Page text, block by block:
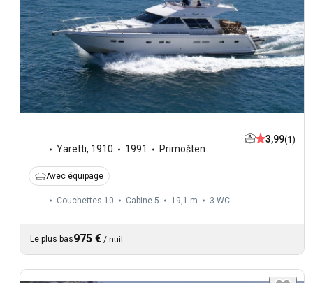
Yaretti, 1910 1991 Primošten
3,99(1)
Avec équipage
Couchettes 10 Cabine 5 19,1 m 3 WC
Le plus bas975 € / nuit